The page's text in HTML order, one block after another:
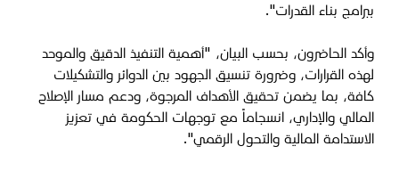
ببرامج بناء القدرات".
وأكد الحاضرون، بحسب البيان، "أهمية التنفيذ الدقيق والموحد
لهذه القرارات، وضرورة تنسيق الجهود بين الدوائر والتشكيلات
كافة، بما يضمن تحقيق الأهداف المرجوة، ودعم مسار الإصلاح
المالي والإداري، انسجاماً مع توجهات الحكومة في تعزيز
الاستدامة المالية والتحول الرقمي".